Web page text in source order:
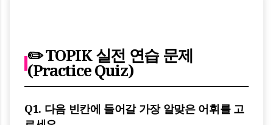
✏️ TOPIK 실전 연습 문제
(Practice Quiz)
Q1. 다음 빈칸에 들어갈 가장 알맞은 어휘를 고